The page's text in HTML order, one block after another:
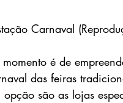
Carnaval
é de
das feiras
são as lojas